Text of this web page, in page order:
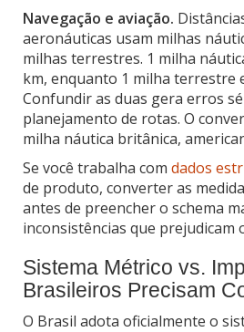
Navegação e aviação.
aeronáuticas usam milhas
milhas terrestres. 1 milha
km, enquanto 1 milha terrestre
Confundir as duas gera erros
planejamento de rotas. O
milha náutica britânica,
Se você trabalha com dados
de produto, converter as
antes de preencher o schema
inconsistências que prejudicam
Sistema Métrico vs.
Brasileiros Precisam
O Brasil adota oficialmente o